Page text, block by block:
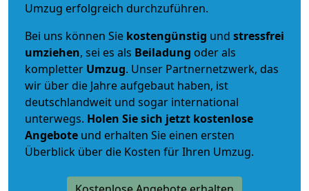
Umzug erfolgreich durchzuführen.
Bei uns können Sie kostengünstig und stressfrei
umziehen, sei es als Beiladung oder als
kompletter Umzug. Unser Partnernetzwerk, das
wir über die Jahre aufgebaut haben, ist
deutschlandweit und sogar international
unterwegs. Holen Sie sich jetzt kostenlose
Angebote und erhalten Sie einen ersten
Überblick über die Kosten für Ihren Umzug.